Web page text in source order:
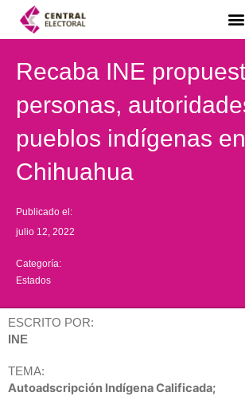
Recaba INE
personas,
pueblos indígenas en
Chihuahua
Publicado el:
julio 12, 2022
Categoría:
Estados
ESCRITO POR:
INE
TEMA:
Autoadscripción Indígena Calificada;